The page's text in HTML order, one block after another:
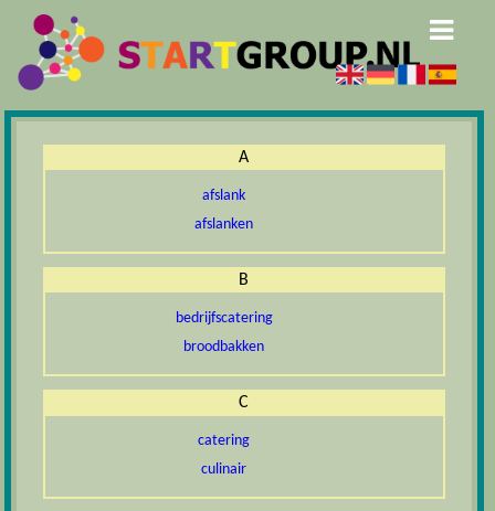
A
afslank
afslanken
B
bedrijfscatering
broodbakken
C
catering
culinair